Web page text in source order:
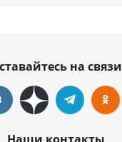
на связи